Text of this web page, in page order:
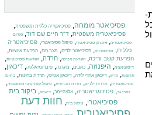
פסיכיאטר מומחה, פסיכיאטריה כללית ומשפטית,
פסיכיאטריה משפטית, ד"ר חיים שם דוד, פורום
פסיכיאטריה,איבחון פסיכיאטרי,טיפול פסיכיאטרי,פסיכיאטריה
כללית, סכיזופרניה, פסיכיאטר ילדים, מצב רוח, הפרעת אישיות,
הפרעת קשב וריכוז, הפרעת אכילה, חרדה, הפרעות פסיכוטיות,
דיסוציאציה, היפנוזה, כאבים, מיגרנה, פיברומיאלגיה, דיכאון,
תרופות,הריון,דיכאון אחרי לידה,דיכאון אטיפי,חרדת בחינות,בחינה
פסיכומטרית, חרדות ילדים, חרדה חברתית,טיפול קוגניטיבי התנהגותי,
כאבי גב,פסיכוגריאטריה,אלצהיימר,דיאטה,ביקור בית
פסיכיאטרי, טיפול בית, חוות דעת